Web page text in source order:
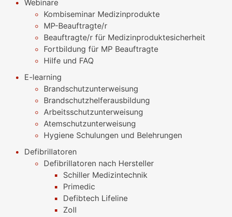
Webinare
Kombiseminar Medizinprodukte
MP-Beauftragte/r
Beauftragte/r für Medizinproduktesicherheit
Fortbildung für MP Beauftragte
Hilfe und FAQ
E-learning
Brandschutzunterweisung
Brandschutzhelferausbildung
Arbeitsschutzunterweisung
Atemschutzunterweisung
Hygiene Schulungen und Belehrungen
Defibrillatoren
Defibrillatoren nach Hersteller
Schiller Medizintechnik
Primedic
Defibtech Lifeline
Zoll